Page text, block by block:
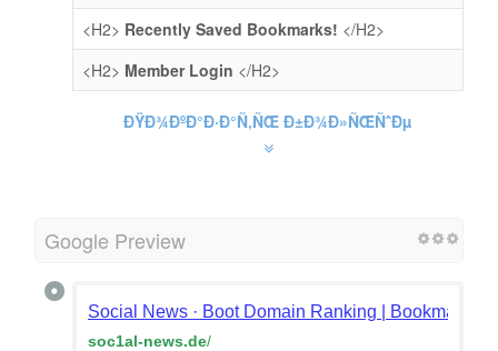
<H2> Recently Saved Bookmarks! </H2>
<H2> Member Login </H2>
ÐŸÐ¾ÐºÐ°Ð·Ð°Ñ‚ÑŒ Ð±Ð¾Ð»ÑŒÑˆÐµ
Google Preview
Social News · Boot Domain Ranking |
soc1al-news.de/